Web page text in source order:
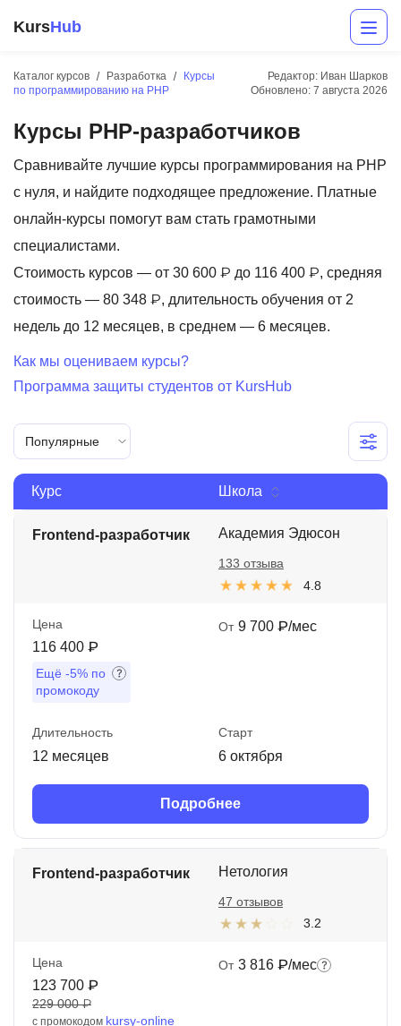
KursHub
Каталог курсов Разработка
Курсы
по программированию на PHP
Редактор: Иван Шарков
Обновлено: 7 августа 2026
Курсы PHP-разработчиков
Сравнивайте лучшие курсы программирования на PHP
с нуля, и найдите подходящее предложение. Платные
онлайн-курсы помогут вам стать грамотными
специалистами.
Стоимость курсов — от 30 600 ₽ до 116 400 ₽, средняя
стоимость — 80 348 ₽, длительность обучения от 2
недель до 12 месяцев, в среднем — 6 месяцев.
Как мы оцениваем курсы?
Программа защиты студентов от KursHub
Популярные
Курс Школа
Frontend-разработчик Академия Эдюсон
4.8
133 отзыва
Цена
116 400 ₽
Ещё -5% по
промокоду
От 9 700 ₽/мес
Длительность
12 месяцев
Старт
6 октября
Подробнее
Frontend-разработчик Нетология
3.2
47 отзывов
Цена
123 700 ₽
229 000 ₽
с промокодом kursy-online
От 3 816 ₽/мес
Разработка
Маркетинг
Аналитика
Менеджмент
Иностранные языки
Soft Skills
ДПО
Детям